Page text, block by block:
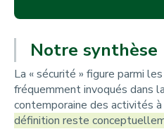
Notre synthèse
La « sécurité » figure parmi
fréquemment invoqués dans
contemporaine des activités
définition reste